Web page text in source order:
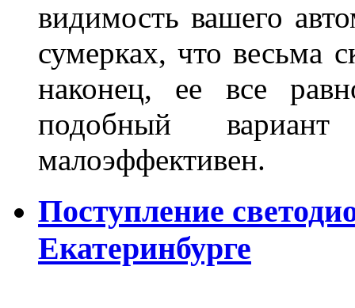
видимость вашего
сумерках, что весьма
наконец, ее все
подобный
малоэффективен.
Поступление
Екатеринбурге